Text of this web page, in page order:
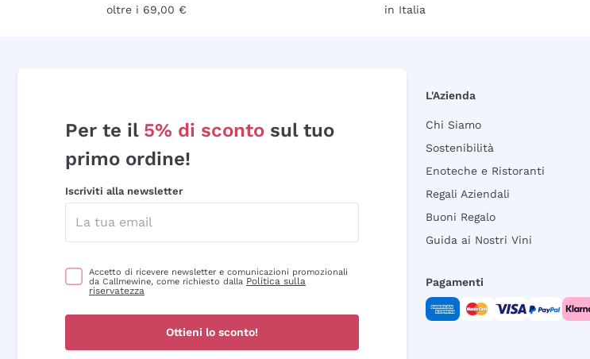
oltre i 69,00 €
in Italia
Per te il 5% di sconto sul tuo
primo ordine!
Iscriviti alla newsletter
Accetto di ricevere newsletter e comunicazioni promozionali
da Callmewine, come richiesto dalla Politica sulla
riservatezza
Ottieni lo sconto!
L'Azienda
Chi Siamo
Sostenibilità
Enoteche e Ristoranti
Regali Aziendali
Buoni Regalo
Guida ai Nostri Vini
Pagamenti